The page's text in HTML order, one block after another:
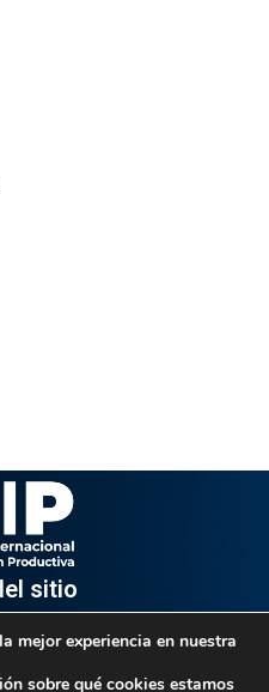
sitio
3, Oficina 3-2, Sector el
mejor experiencia en nuestra
sobre qué cookies estamos